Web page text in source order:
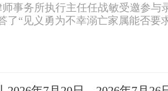
事务所执行主任任战敏受邀参与
了“见义勇为不幸溺亡家属能否要